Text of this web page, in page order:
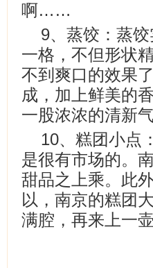
啊……
9、蒸饺：蒸
一格，不但形状
不到爽口的效果
成，加上鲜美的
一股浓浓的清新
10、糕团小点
是很有市场的。
甜品之上乘。此
以，南京的糕团
满腔，再来上一